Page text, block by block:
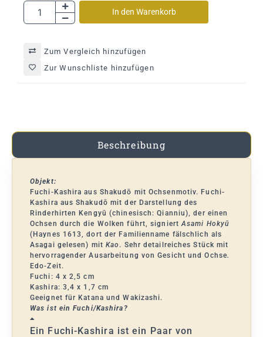
In den Warenkorb
Zum Vergleich hinzufügen
Zur Wunschliste hinzufügen
Beschreibung
Objekt:
Fuchi-Kashira aus Shakudō mit Ochsenmotiv. Fuchi-
Kashira aus Shakudō mit der Darstellung des
Rinderhirten Kengyū (chinesisch: Qianniu), der einen
Ochsen durch die Wolken führt, signiertAsami Hokyū
(Haynes 1613, dort der Familienname fälschlich als
Asagai gelesen) mit Kao . Sehr detailreiches Stück mit
hervorragender Ausarbeitung von Gesicht und Ochse.
Edo-Zeit.
Fuchi: 4 x 2,5 cm
Kashira: 3,4 x 1,7 cm
Geeignet für Katana und Wakizashi.
Was ist ein Fuchi/Kashira?
Ein Fuchi-Kashira ist ein Paar von